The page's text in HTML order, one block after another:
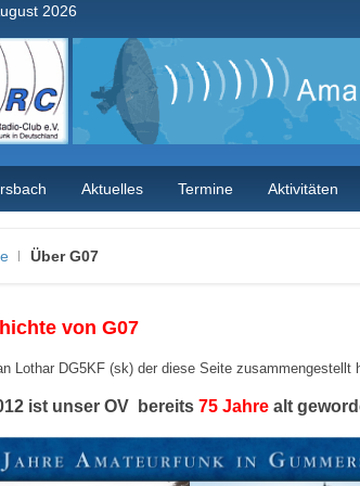
2026
Aktuelles Termine Aktivitäten
Über G07
von G07
Lothar DG5KF (sk) der diese Seite zusammengestellt
ist unser OV bereits 75 Jahre alt